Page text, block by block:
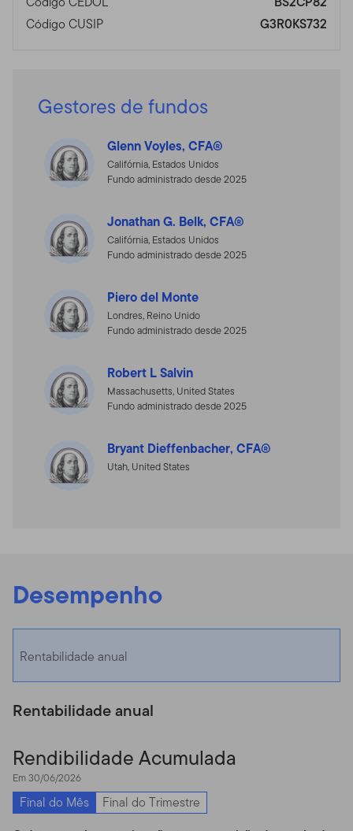
Código CUSIP
G3R0KS732
Gestores de fundos
Glenn Voyles, CFA®
Califórnia, Estados Unidos
Fundo administrado desde 2025
Jonathan G. Belk, CFA®
Califórnia, Estados Unidos
Fundo administrado desde 2025
Piero del Monte
Londres, Reino Unido
Fundo administrado desde 2025
Robert L Salvin
Massachusetts, United States
Fundo administrado desde 2025
Bryant Dieffenbacher, CFA®
Utah, United States
Desempenho
Rentabilidade anual
Rentabilidade anual
Rendibilidade Acumulada
Em 30/06/2026
Final do Mês
Final do Trimestre